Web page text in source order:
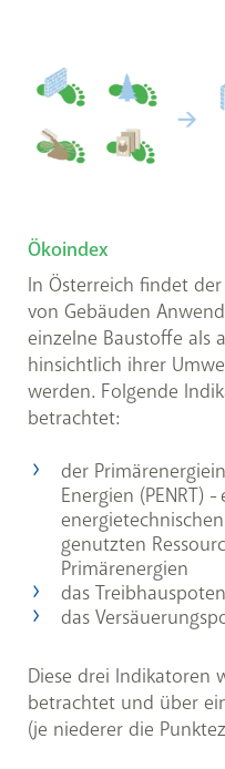
Ökoindex
In Österreich findet
von Gebäuden
einzelne Baustoffe als
hinsichtlich ihrer
werden. Folgende
betrachtet:
der
Energien (PENRT)
genutzten
Primärenergien
das
das
Diese drei Indikatoren
betrachtet und über
(je niederer die